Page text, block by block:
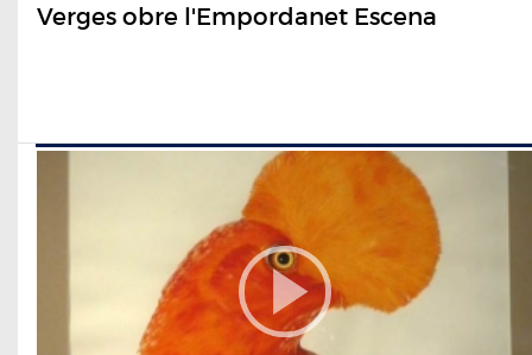
Verges obre l'Empordanet Escena